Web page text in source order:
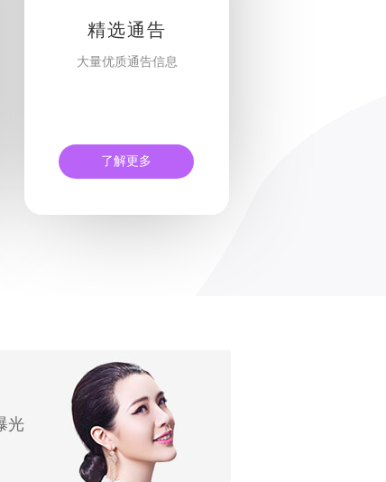
精选通告
大量优质通告信息
了解更多
光